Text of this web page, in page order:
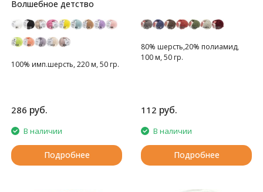
Волшебное детство
100% имп.шерсть, 220 м, 50 гр.
286 руб.
В наличии
Подробнее
80% шерсть,20% полиамид,
100 м, 50 гр.
112 руб.
В наличии
Подробнее